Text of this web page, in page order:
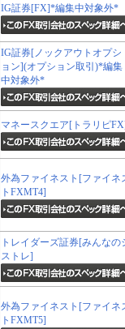
IG証券[FX]*編集中対象外*
IG証券[ノックアウトオプシ
ョン](オプション取引)*編集
中対象外*
マネースクエア[トラリピ
外為ファイネスト[ファイネ
トFXMT4]
トレイダーズ証券[みんなの
ストレ]
外為ファイネスト[ファイネ
トFXMT5]